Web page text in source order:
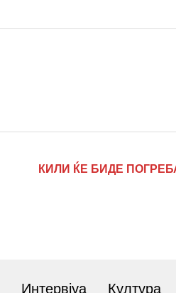
КИЛИ ЌЕ БИДЕ
Интервјуа Култура